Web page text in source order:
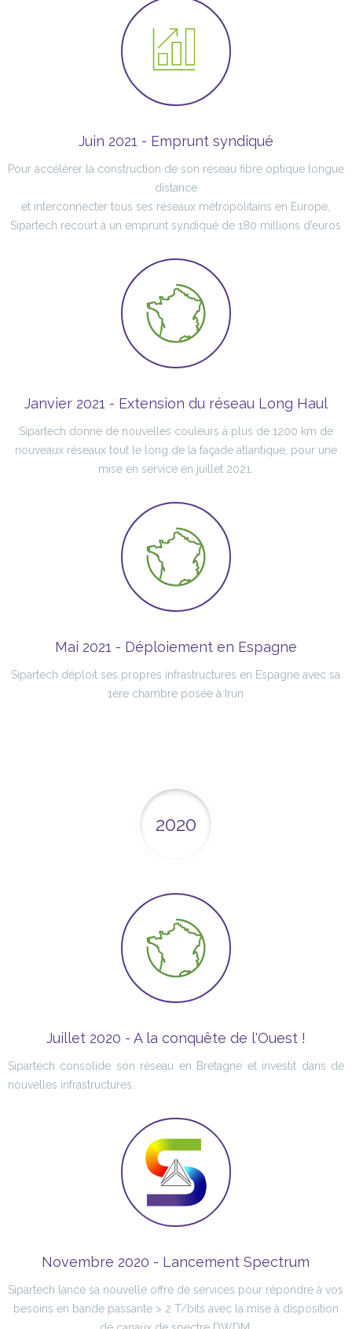
Juin 2021 - Emprunt syndiqué
Pour accélérer la construction de son réseau fibre optique longue
distance
et interconnecter tous ses réseaux métropolitains en Europe,
Sipartech recourt à un emprunt syndiqué de 180 millions d’euros
Janvier 2021 - Extension du réseau Long Haul
Sipartech donne de nouvelles couleurs à plus de 1200 km de
nouveaux réseaux tout le long de la façade atlantique, pour une
mise en service en juillet 2021.
Mai 2021 - Déploiement en Espagne
Sipartech déploit ses propres infrastructures en Espagne avec sa
1ère chambre posée à Irun
2020
Juillet 2020 - A la conquête de l'Ouest !
Sipartech consolide son réseau en Bretagne et investit dans de
nouvelles infrastructures.
Novembre 2020 - Lancement Spectrum
Sipartech lance sa nouvelle offre de services pour répondre à vos
besoins en bande passante > 2 T/bits avec la mise à disposition